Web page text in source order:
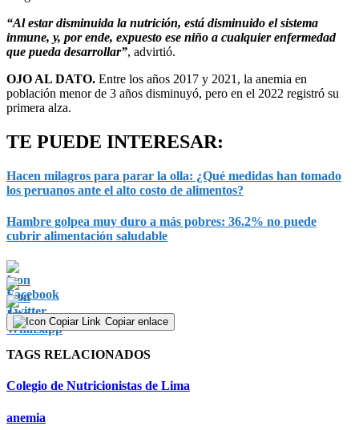
“Al estar disminuida la nutrición, está disminuido el sistema
inmune, y, por ende, expuesto ese niño a cualquier enfermedad
que pueda desarrollar”, advirtió.
OJO AL DATO. Entre los años 2017 y 2021, la anemia en
población menor de 3 años disminuyó, pero en el 2022 registró su
primera alza.
TE PUEDE INTERESAR:
Hacen milagros para parar la olla: ¿Qué medidas han tomado
los peruanos ante el alto costo de alimentos?
Hambre golpea muy duro a más pobres: 36.2% no puede
cubrir alimentación saludable
Copiar enlace
TAGS RELACIONADOS
Colegio de Nutricionistas de Lima
anemia